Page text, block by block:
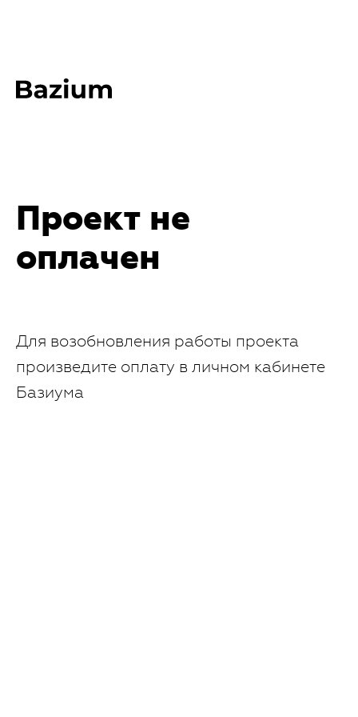
Проект не
оплачен
Для возобновления работы проекта
произведите оплату в личном кабинете
Базиума